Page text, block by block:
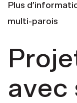
Plus
multi-parois
avec